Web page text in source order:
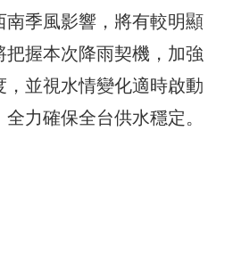
南季風影響，將有較明顯
把握本次降雨契機，加強
，並視水情變化適時啟動
力確保全台供水穩定。